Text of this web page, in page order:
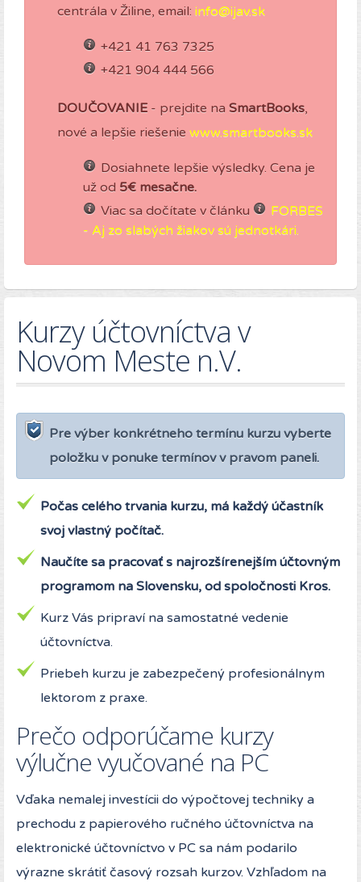
centrála v Žiline, email: info@ijav.sk
+421 41 763 7325
+421 904 444 566
DOUČOVANIE - prejdite na SmartBooks,
nové a lepšie riešenie www.smartbooks.sk
Dosiahnete lepšie výsledky. Cena je
už od 5€ mesačne.
Viac sa dočítate v článku
FORBES
- Aj zo slabých žiakov sú jednotkári.
Kurzy účtovníctva v
Novom Meste n.V.
Pre výber konkrétneho termínu kurzu vyberte
položku v ponuke termínov v pravom paneli.
Počas celého trvania kurzu, má každý účastník
svoj vlastný počítač.
Naučíte sa pracovať s najrozšírenejším účtovným
programom na Slovensku, od spoločnosti Kros.
Kurz Vás pripraví na samostatné vedenie
účtovníctva.
Priebeh kurzu je zabezpečený profesionálnym
lektorom z praxe.
Prečo odporúčame kurzy
výlučne vyučované na PC
Vďaka nemalej investícii do výpočtovej techniky a
prechodu z papierového ručného účtovníctva na
elektronické účtovníctvo v PC sa nám podarilo
výrazne skrátiť časový rozsah kurzov. Vzhľadom na